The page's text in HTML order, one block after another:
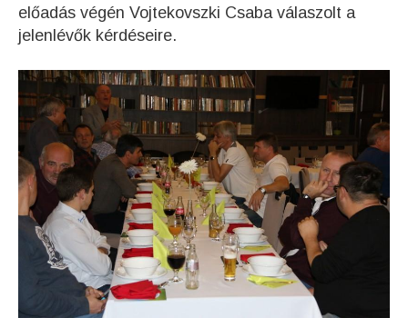
előadás végén Vojtekovszki Csaba válaszolt a
jelenlévők kérdéseire.